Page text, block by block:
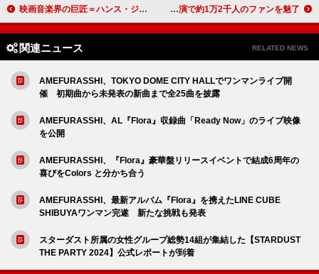
映画音楽界の巨匠＝ハンス・ジマー、初来日公演が2025年5月に決定 XG、ワールドツアーのオーストラリア公演で約1万2千人のファンを魅了
関連ニュース RELATED NEWS
AMEFURASSHI、TOKYO DOME CITY HALLでワンマンライブ開
催 初期曲から未発表の新曲まで全25曲を披露
AMEFURASSHI、AL『Flora』収録曲「Ready Now」のライブ映像
を公開
AMEFURASSHI、『Flora』豪華盤リリースイベントで結成6周年の
喜びをColors と分かち合う
AMEFURASSHI、最新アルバム『Flora』を携えたLINE CUBE
SHIBUYAワンマン完遂 新たな挑戦も発表
スターダスト所属の女性グループ総勢14組が集結した【STARDUST
THE PARTY 2024】公式レポートが到着